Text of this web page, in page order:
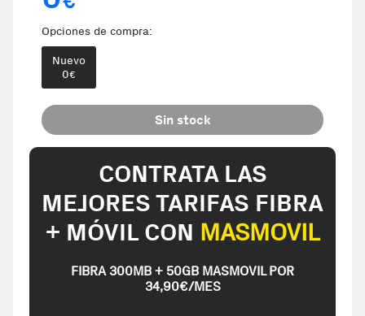
Opciones de compra:
Nuevo
0€
Sin stock
CONTRATA LAS
MEJORES TARIFAS FIBRA
+ MÓVIL CON MASMOVIL
FIBRA 300MB + 50GB MASMOVIL POR
34,90€/MES